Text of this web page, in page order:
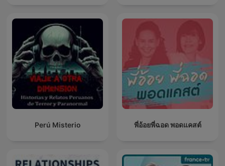
Perú Misterio พี่อ้อยพี่ฉอด พอดแคสต์